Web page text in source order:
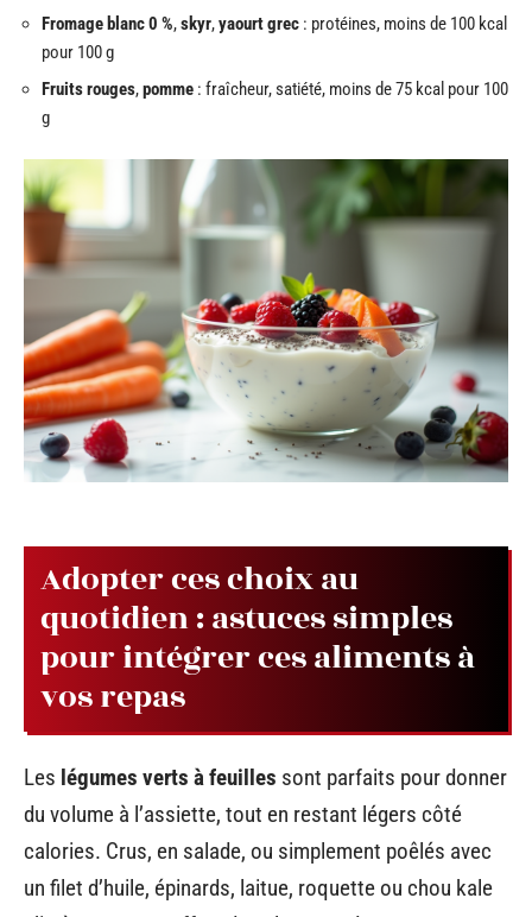
Fromage blanc 0 %,skyr,yaourt grec : protéines, moins de 100 kcal
pour 100 g
Fruits rouges,pomme : fraîcheur, satiété, moins de 75 kcal pour 100
g
Adopter ces choix au
quotidien : astuces simples
pour intégrer ces aliments à
vos repas
Les légumes verts à feuilles sont parfaits pour donner
du volume à l’assiette, tout en restant légers côté
calories. Crus, en salade, ou simplement poêlés avec
un filet d’huile, épinards, laitue, roquette ou chou kale